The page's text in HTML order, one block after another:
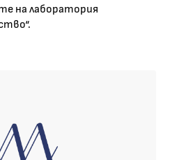
на лаборатория